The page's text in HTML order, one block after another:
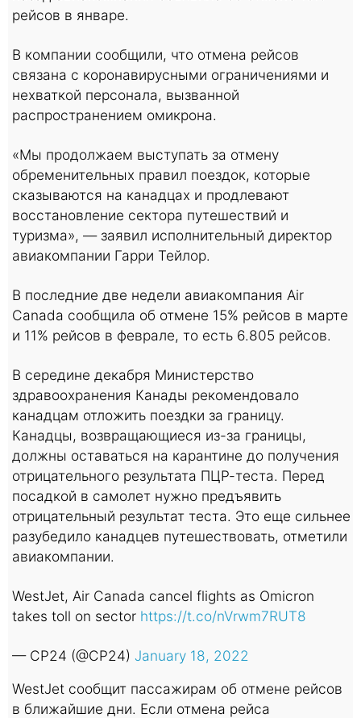
рейсов в январе.
В компании сообщили, что отмена рейсов
связана с коронавирусными ограничениями и
нехваткой персонала, вызванной
распространением омикрона.
«Мы продолжаем выступать за отмену
обременительных правил поездок, которые
сказываются на канадцах и продлевают
восстановление сектора путешествий и
туризма», — заявил исполнительный директор
авиакомпании Гарри Тейлор.
В последние две недели авиакомпания Air
Canada сообщила об отмене 15% рейсов в марте
и 11% рейсов в феврале, то есть 6.805 рейсов.
В середине декабря Министерство
здравоохранения Канады рекомендовало
канадцам отложить поездки за границу.
Канадцы, возвращающиеся из-за границы,
должны оставаться на карантине до получения
отрицательного результата ПЦР-теста. Перед
посадкой в самолет нужно предъявить
отрицательный результат теста. Это еще сильнее
разубедило канадцев путешествовать, отметили
авиакомпании.
WestJet, Air Canada cancel flights as Omicron
takes toll on sector https://t.co/nVrwm7RUT8
— CP24 (@CP24) January 18, 2022
WestJet сообщит пассажирам об отмене рейсов
в ближайшие дни. Если отмена рейса